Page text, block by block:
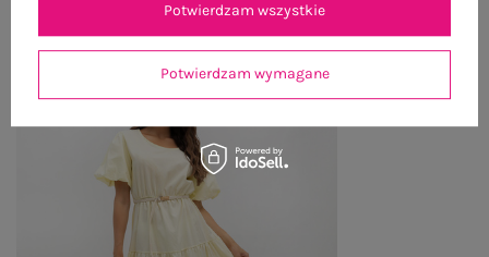
Potwierdzam wymagane
Potwierdzam wszystkie